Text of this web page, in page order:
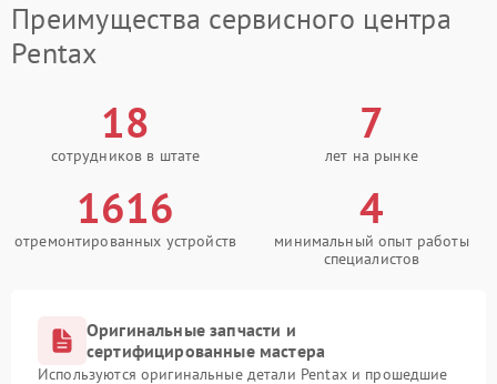
Преимущества сервисного центра
Pentax
18
сотрудников в штате
7
лет на рынке
1616
отремонтированных устройств
4
минимальный опыт работы
специалистов
Оригинальные запчасти и
сертифицированные мастера
Используются оригинальные детали Pentax и прошедшие